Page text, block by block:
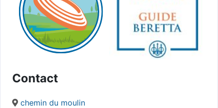
Contact
chemin du moulin